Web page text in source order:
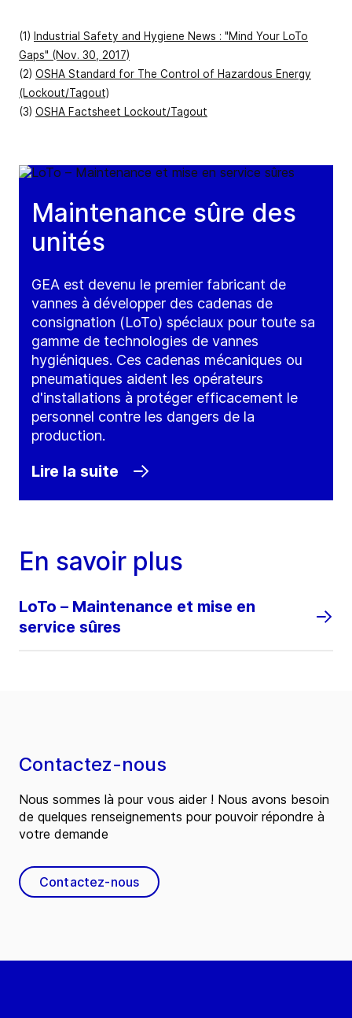
(1) Industrial Safety and Hygiene News : "Mind Your LoTo
Gaps" (Nov. 30, 2017)
(2) OSHA Standard for The Control of Hazardous Energy
(Lockout/Tagout)
(3) OSHA Factsheet Lockout/Tagout
Maintenance sûre des
unités
GEA est devenu le premier fabricant de
vannes à développer des cadenas de
consignation (LoTo) spéciaux pour toute sa
gamme de technologies de vannes
hygiéniques. Ces cadenas mécaniques ou
pneumatiques aident les opérateurs
d'installations à protéger efficacement le
personnel contre les dangers de la
production.
Lire la suite
En savoir plus
LoTo – Maintenance et mise en
service sûres
Contactez-nous
Nous sommes là pour vous aider ! Nous avons besoin
de quelques renseignements pour pouvoir répondre à
votre demande
Contactez-nous